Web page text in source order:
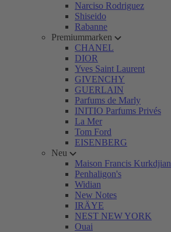
Narciso Rodriguez
Shiseido
Rabanne
Premiummarken
CHANEL
DIOR
Yves Saint Laurent
GIVENCHY
GUERLAIN
Parfums de Marly
INITIO Parfums Privés
La Mer
Tom Ford
EISENBERG
Neu
Maison Francis Kurkdjian
Penhaligon's
Widian
New Notes
IRÄYE
NEST NEW YORK
Ouai